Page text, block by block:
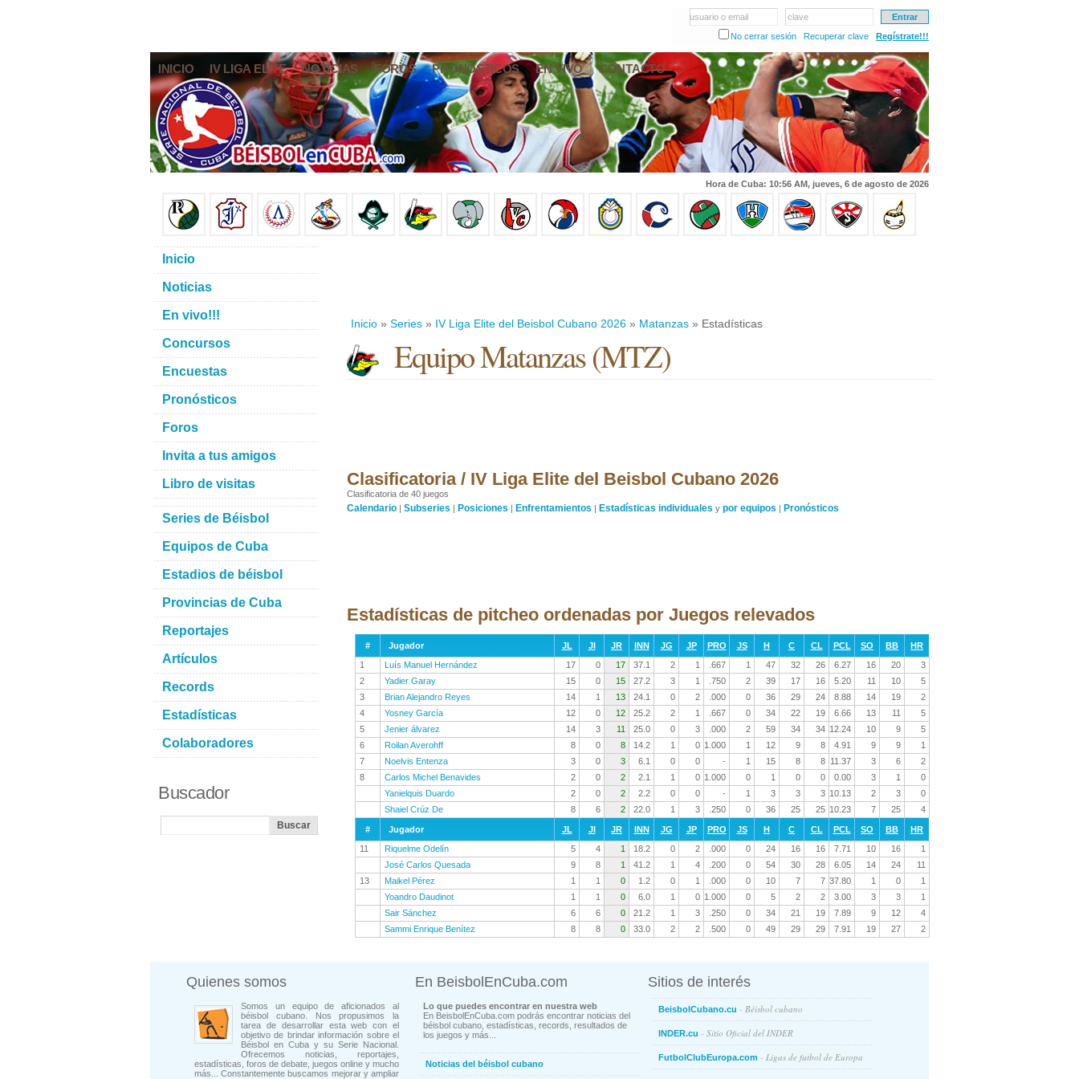
usuario o email
clave
No cerrar sesión
Recuperar clave Regístrate!!!
INICIO IV LIGA ELITE NOTICIAS FOROS PRONÓSTICOS EN VIVO CONTACTO
Hora de Cuba: 10:56 AM, jueves, 6 de agosto de 2026
Inicio » Series » IV Liga Elite del Beisbol Cubano 2026 » Matanzas » Estadísticas
Equipo Matanzas (MTZ)
Clasificatoria / IV Liga Elite del Beisbol Cubano 2026
Clasificatoria de 40 juegos
Calendario | Subseries | Posiciones | Enfrentamientos | Estadísticas individuales y por equipos | Pronósticos
Estadísticas de pitcheo ordenadas por Juegos relevados
# Jugador JL JI JR INN JG JP PRO JS H C CL PCL SO BB
HR
1
Luís Manuel Hernández 17 0 17 37.1 2 1 .667 1 47 32 26 6.27 16 20
3
2
Yadier Garay 15 0 15 27.2 3 1 .750 2 39 17 16 5.20 11 10
5
3
Brian Alejandro Reyes 14 1 13 24.1 0 2 .000 0 36 29 24 8.88 14 19
2
4
Yosney García 12 0 12 25.2 2 1 .667 0 34 22 19 6.66 13 11
5
5
Jenier álvarez 14 3 11 25.0 0 3 .000 2 59 34 34 12.24 10 9
5
6
Roilan Averohff 8 0 8 14.2 1 0 1.000 1 12 9 8 4.91 9 9
1
7
Noelvis Entenza 3 0 3 6.1 0 0 - 1 15 8 8 11.37 3 6
2
8
Carlos Michel Benavides 2 0 2 2.1 1 0 1.000 0 1 0 0 0.00 3 1
0
Yanielquis Duardo
2 0 2 2.2 0 0 - 1 3 3 3 10.13 2 3
0
Shaiel Crúz De
8 6 2 22.0 1 3 .250 0 36 25 25 10.23 7 25 4
# Jugador JL JI JR INN JG JP PRO JS H C CL PCL SO BB
HR
11
Riquelme Odelín 5 4 1 18.2 0 2 .000 0 24 16 16 7.71 10 16
1
José Carlos Quesada
9 8 1 41.2 1 4 .200 0 54 30 28 6.05 14 24
11
13
Maikel Pérez 1 1 0 1.2 0 1 .000 0 10 7 7 37.80 1 0
1
Yoandro Daudinot
1 1 0 6.0 1 0 1.000 0 5 2 2 3.00 3 3
1
Sair Sánchez
6 6 0 21.2 1 3 .250 0 34 21 19 7.89 9 12
4
Sammi Enrique Benítez
8 8 0 33.0 2 2 .500 0 49 29 29 7.91 19 27 2
Inicio
Noticias
En vivo!!!
Concursos
Encuestas
Pronósticos
Foros
Invita a tus amigos
Libro de visitas
Series de Béisbol
Equipos de Cuba
Estadios de béisbol
Provincias de Cuba
Reportajes
Artículos
Records
Estadísticas
Colaboradores
Buscador
Quienes somos
Somos un equipo de aficionados al
béisbol cubano. Nos propusimos la
tarea de desarrollar esta web con el
objetivo de brindar información sobre el
Béisbol en Cuba y su Serie Nacional.
Ofrecemos noticias, reportajes,
estadísticas, foros de debate, juegos online y mucho
más... Constantemente buscamos mejorar y ampliar
En BeisbolEnCuba.com
Lo que puedes encontrar en nuestra web
En BeisbolEnCuba.com podrás encontrar noticias del
béisbol cubano, estadísticas, records, resultados de
los juegos y más...
Noticias del béisbol cubano
Sitios de interés
BeisbolCubano.cu - Béisbol cubano
INDER.cu - Sitio Oficial del INDER
FutbolClubEuropa.com - Ligas de futbol de Europa